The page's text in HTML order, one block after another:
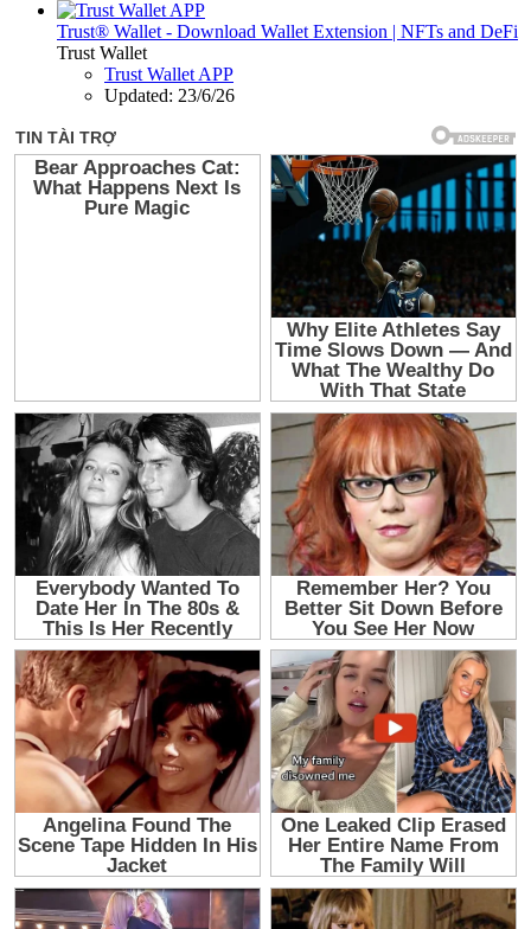
Trust® Wallet - Download Wallet Extension | NFTs and DeFi
Trust Wallet
Trust Wallet APP
Updated: 23/6/26